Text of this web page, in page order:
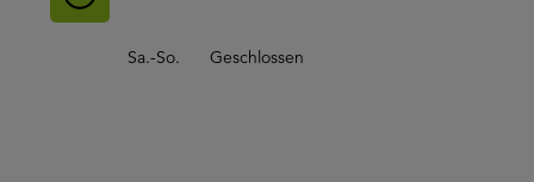
Sa.-So. Geschlossen